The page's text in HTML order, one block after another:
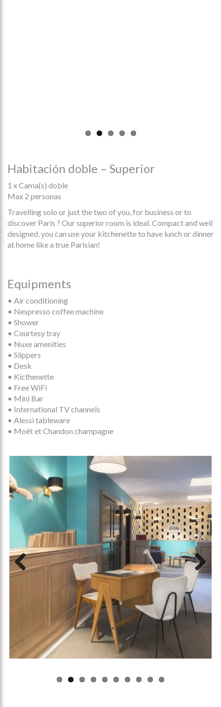
Habitación doble – Superior
1 x Cama(s) doble
Max 2 personas
Travelling solo or just the two of you, for business or to
discover Paris ? Our superior room is ideal. Compact and well
designed, you can use your kitchenette to have lunch or dinner
at home like a true Parisian!
Equipments
• Air conditioning
• Nespresso coffee machine
• Shower
• Courtesy tray
• Nuxe amenities
• Slippers
• Desk
• Kicthenette
• Free WiFi
• Mini Bar
• International TV channels
• Alessi tableware
• Moët et Chandon champagne
Previous Next